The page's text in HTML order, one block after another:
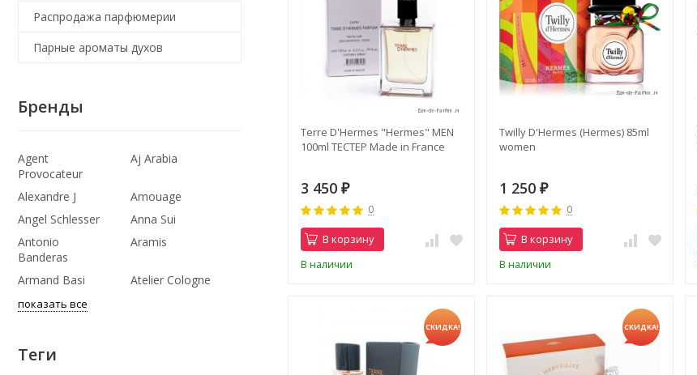
Terre D'Hermes "Hermes" MEN
100ml ТЕСТЕР Made in France
3 450 ₽
0
В корзину
В наличии
Twilly D'Hermes (Hermes) 85ml
women
1 250 ₽
0
В корзину
В наличии
СКИДКА! СКИДКА!
Распродажа парфюмерии
Парные ароматы духов
Бренды
Agent
Provocateur
Aj Arabia
Alexandre J
Amouage
Angel Schlesser
Anna Sui
Antonio
Banderas
Aramis
Armand Basi Atelier Cologne
показать все
Теги